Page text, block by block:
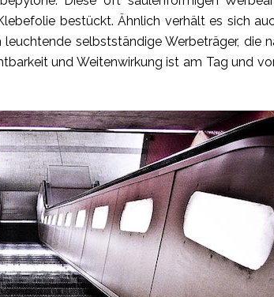
bestückt. Ähnlich verhält es sich
selbstständige Werbeträger, die
und Weitenwirkung ist am Tag und